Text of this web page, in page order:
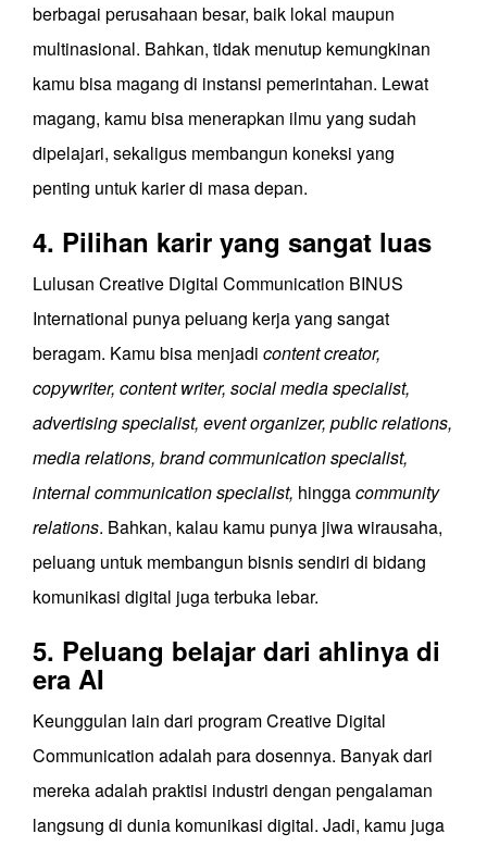
berbagai perusahaan besar, baik lokal maupun
multinasional. Bahkan, tidak menutup kemungkinan
kamu bisa magang di instansi pemerintahan. Lewat
magang, kamu bisa menerapkan ilmu yang sudah
dipelajari, sekaligus membangun koneksi yang
penting untuk karier di masa depan.
4. Pilihan karir yang sangat luas
Lulusan Creative Digital Communication BINUS
International punya peluang kerja yang sangat
beragam. Kamu bisa menjadi content creator,
copywriter, content writer, social media specialist,
advertising specialist, event organizer, public relations,
media relations, brand communication specialist,
internal communication specialist, hinggacommunity
relations. Bahkan, kalau kamu punya jiwa wirausaha,
peluang untuk membangun bisnis sendiri di bidang
komunikasi digital juga terbuka lebar.
5. Peluang belajar dari ahlinya di
era AI
Keunggulan lain dari program Creative Digital
Communication adalah para dosennya. Banyak dari
mereka adalah praktisi industri dengan pengalaman
langsung di dunia komunikasi digital. Jadi, kamu juga